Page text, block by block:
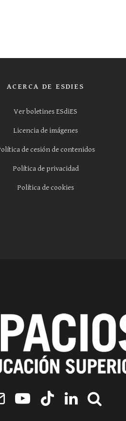
ACERCA DE ESDIES
Ver boletines ESdiES
Licencia de imágenes
de cesión de contenidos
Política de privacidad
Política de cookies